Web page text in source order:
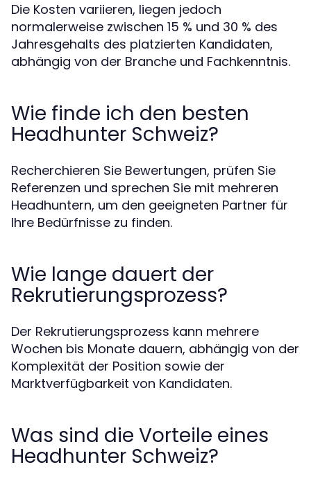
Die Kosten variieren, liegen jedoch
normalerweise zwischen 15 % und 30 % des
Jahresgehalts des platzierten Kandidaten,
abhängig von der Branche und Fachkenntnis.
Wie finde ich den besten
Headhunter Schweiz?
Recherchieren Sie Bewertungen, prüfen Sie
Referenzen und sprechen Sie mit mehreren
Headhuntern, um den geeigneten Partner für
Ihre Bedürfnisse zu finden.
Wie lange dauert der
Rekrutierungsprozess?
Der Rekrutierungsprozess kann mehrere
Wochen bis Monate dauern, abhängig von der
Komplexität der Position sowie der
Marktverfügbarkeit von Kandidaten.
Was sind die Vorteile eines
Headhunter Schweiz?